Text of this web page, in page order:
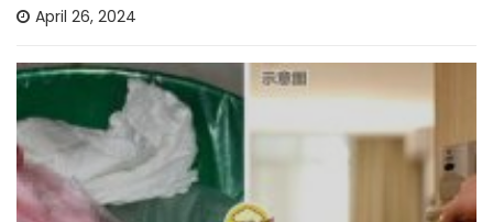
April 26, 2024